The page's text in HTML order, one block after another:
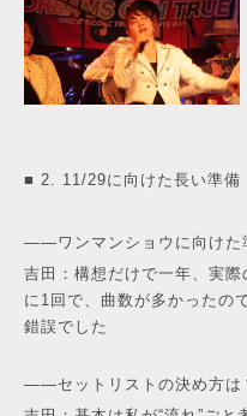
■ 2. 11/29に向けた長い準備
——ワンマンショウに向けた
吉田：構想だけで一年、実
に1回で、曲数が多かったの
錯誤でした
——セットリストの決め方は